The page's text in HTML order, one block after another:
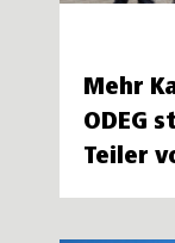
Mehr
ODEG
Teiler